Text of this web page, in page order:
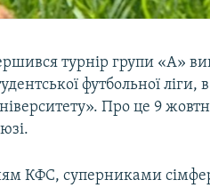
турнір групи «А»
футбольної
Про це 9
КФС, суперниками